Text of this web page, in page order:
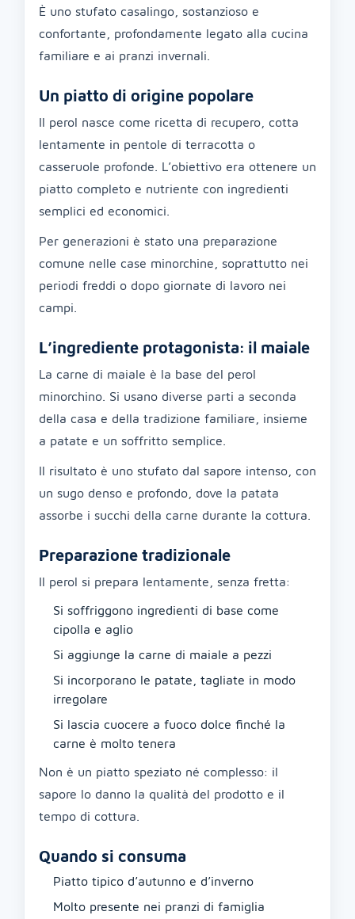
È uno stufato casalingo, sostanzioso e
confortante, profondamente legato alla cucina
familiare e ai pranzi invernali.
Un piatto di origine popolare
Il perol nasce come ricetta di recupero, cotta
lentamente in pentole di terracotta o
casseruole profonde. L’obiettivo era ottenere un
piatto completo e nutriente con ingredienti
semplici ed economici.
Per generazioni è stato una preparazione
comune nelle case minorchine, soprattutto nei
periodi freddi o dopo giornate di lavoro nei
campi.
L’ingrediente protagonista: il maiale
La carne di maiale è la base del perol
minorchino. Si usano diverse parti a seconda
della casa e della tradizione familiare, insieme
a patate e un soffritto semplice.
Il risultato è uno stufato dal sapore intenso, con
un sugo denso e profondo, dove la patata
assorbe i succhi della carne durante la cottura.
Preparazione tradizionale
Il perol si prepara lentamente, senza fretta:
Si soffriggono ingredienti di base come
cipolla e aglio
Si aggiunge la carne di maiale a pezzi
Si incorporano le patate, tagliate in modo
irregolare
Si lascia cuocere a fuoco dolce finché la
carne è molto tenera
Non è un piatto speziato né complesso: il
sapore lo danno la qualità del prodotto e il
tempo di cottura.
Quando si consuma
Piatto tipico d’autunno e d’inverno
Molto presente nei pranzi di famiglia